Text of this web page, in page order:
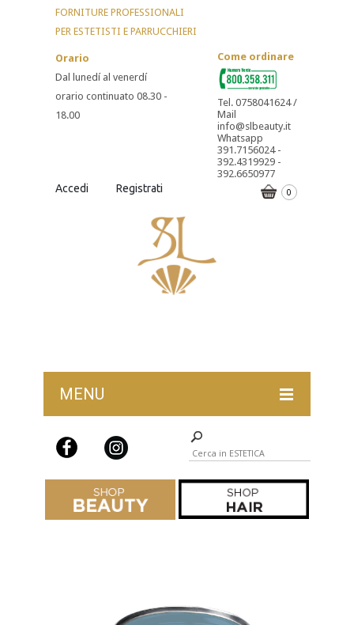
FORNITURE PROFESSIONALI
PER ESTETISTI E PARRUCCHIERI
Orario
Dal lunedí al venerdí
orario continuato 08.30 -
18.00
Come ordinare
Tel. 0758041624 /
Mail
info@slbeauty.it
Whatsapp
391.7156024 -
392.4319929 -
392.6650977
Accedi Registrati 0
MENU
ABBIGLIAMENTO PROFESSIONALE
DEPILAZIONE